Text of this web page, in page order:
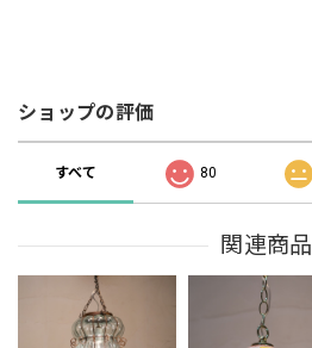
ショップの評価
すべて 80
関連商品